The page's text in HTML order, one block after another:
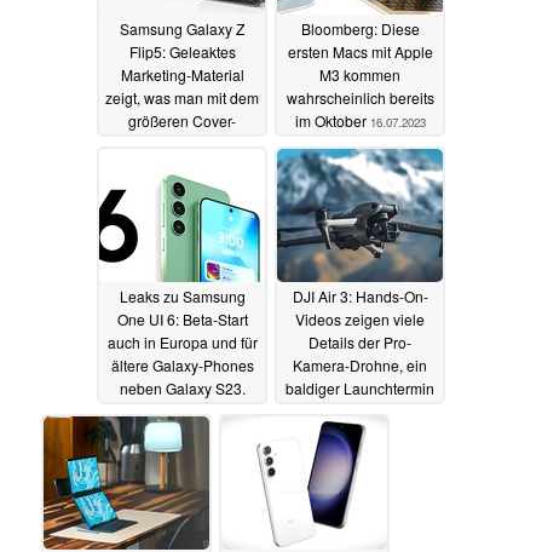
Samsung Galaxy Z
Flip5: Geleaktes
Marketing-Material
zeigt, was man mit dem
größeren Cover-
Bloomberg: Diese
ersten Macs mit Apple
M3 kommen
wahrscheinlich bereits
im Oktober 16.07.2023
Leaks zu Samsung
One UI 6: Beta-Start
auch in Europa und für
ältere Galaxy-Phones
neben Galaxy S23.
Konzeptvideo zeigt
mögliches Design
16.07.2023
DJI Air 3: Hands-On-
Videos zeigen viele
Details der Pro-
Kamera-Drohne, ein
baldiger Launchtermin
16.07.2023